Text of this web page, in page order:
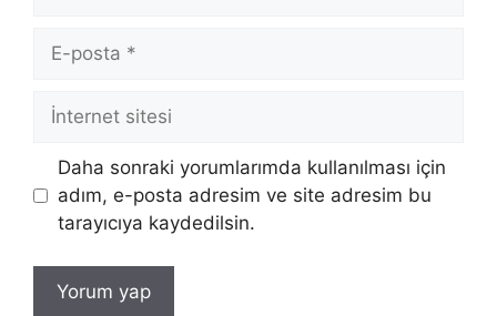
posta
İnternet
Daha sonraki yorumlarımda kullanılması için
adım, e-posta adresim ve site adresim bu
tarayıcıya kaydedilsin.